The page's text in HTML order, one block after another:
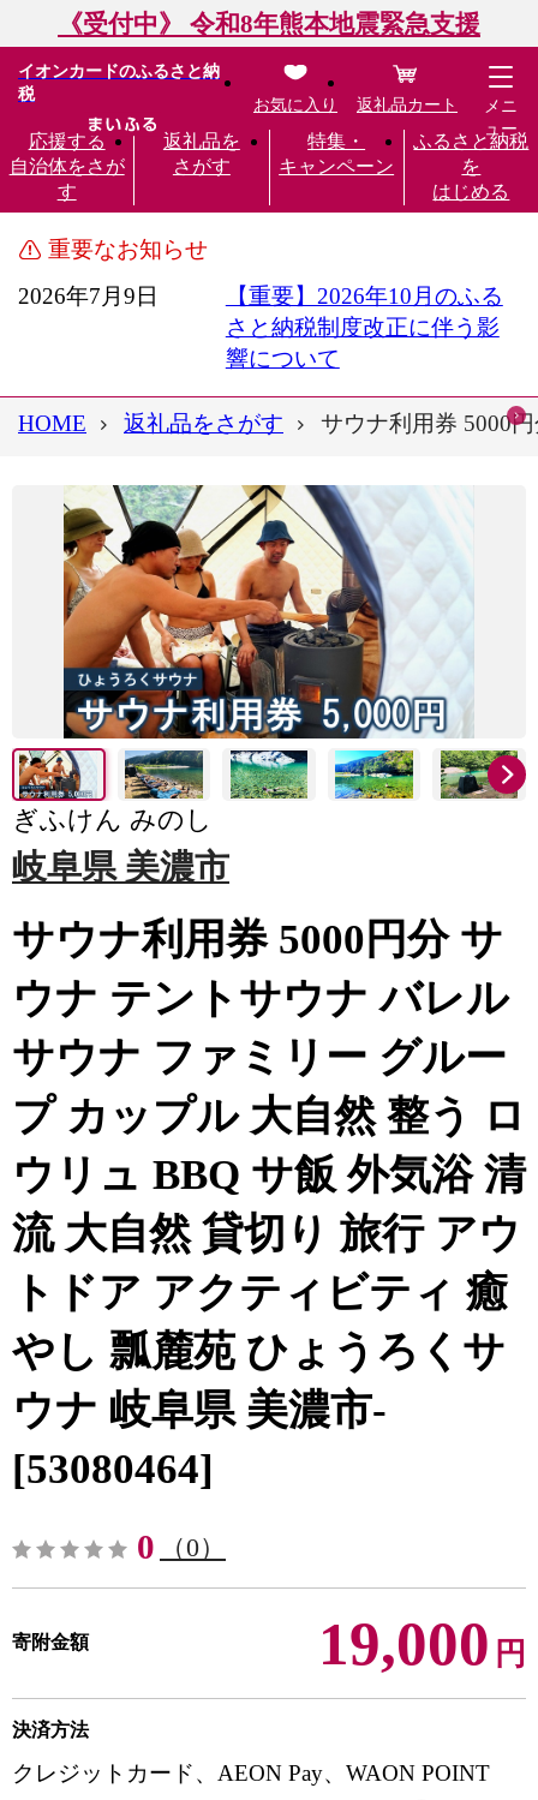
《受付中》 令和8年熊本地震緊急支援
イオンカードのふるさと納
税
応援する
自治体をさが
す
返礼品を
さがす
特集・
キャンペーン
ふるさと納税
を
はじめる
お気に入り 返礼品カート
メニ
ュー
重要なお知らせ
2026年7月9日
【重要】2026年10月のふる
さと納税制度改正に伴う影
響について
HOME 返礼品をさがす サウナ利用券 5000
ぎふけん みのし
岐阜県 美濃市
サウナ利用券 5000円分 サ
ウナ テントサウナ バレル
サウナ ファミリー グルー
プ カップル 大自然 整う ロ
ウリュ BBQ サ飯 外気浴 清
流 大自然 貸切り 旅行 アウ
トドア アクティビティ 癒
やし 瓢麓苑 ひょうろくサ
ウナ 岐阜県 美濃市-
[53080464]
0 （0）
寄附金額 19,000 円
決済方法
クレジットカード、AEON Pay、WAON POINT